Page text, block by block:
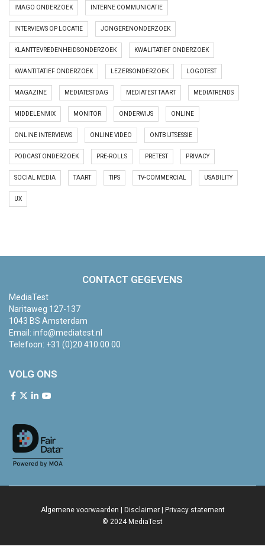
IMAGO ONDERZOEK INTERNE COMMUNICATIE
INTERVIEWS OP LOCATIE JONGERENONDERZOEK
KLANTTEVREDENHEIDSONDERZOEK KWALITATIEF ONDERZOEK
KWANTITATIEF ONDERZOEK LEZERSONDERZOEK LOGOTEST
MAGAZINE MEDIATESTDAG MEDIATEST TAART MEDIATRENDS
MIDDELENMIX MONITOR ONDERWIJS ONLINE
ONLINE INTERVIEWS ONLINE VIDEO ONTBIJTSESSIE
PODCAST ONDERZOEK PRE-ROLLS PRETEST PRIVACY
SOCIAL MEDIA TAART TIPS TV-COMMERCIAL USABILITY
UX
CONTACT GEGEVENS
MediaTest
Naritaweg 127-137
1043 BS Amsterdam
Email: info@mediatest.nl
Telefoon: +31 (0)20 410 00 00
VOLG ONS
Algemene voorwaarden Disclaimer|
Privacy statement
© 2024 MediaTest